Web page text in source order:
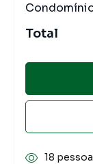
Total
18